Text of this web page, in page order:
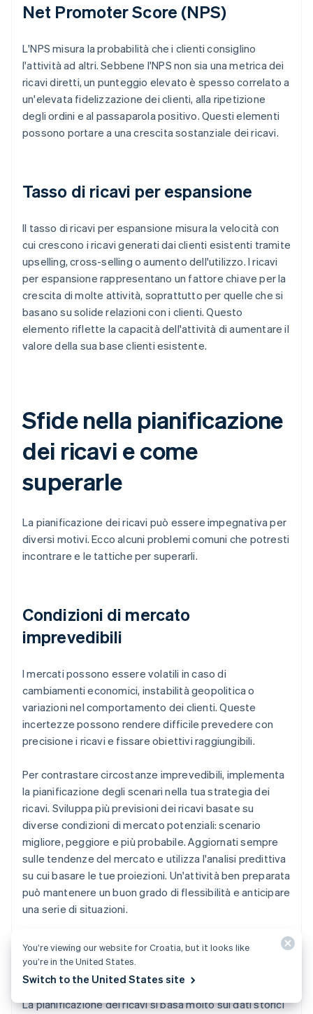
Net Promoter Score (NPS)
L'NPS misura la probabilità che i clienti consiglino
l'attività ad altri. Sebbene l'NPS non sia una metrica dei
ricavi diretti, un punteggio elevato è spesso correlato a
un'elevata fidelizzazione dei clienti, alla ripetizione
degli ordini e al passaparola positivo. Questi elementi
possono portare a una crescita sostanziale dei ricavi.
Tasso di ricavi per espansione
Il tasso di ricavi per espansione misura la velocità con
cui crescono i ricavi generati dai clienti esistenti tramite
upselling, cross-selling o aumento dell'utilizzo. I ricavi
per espansione rappresentano un fattore chiave per la
crescita di molte attività, soprattutto per quelle che si
basano su solide relazioni con i clienti. Questo
elemento riflette la capacità dell'attività di aumentare il
valore della sua base clienti esistente.
Sfide nella pianificazione
dei ricavi e come
superarle
La pianificazione dei ricavi può essere impegnativa per
diversi motivi. Ecco alcuni problemi comuni che potresti
incontrare e le tattiche per superarli.
Condizioni di mercato
imprevedibili
I mercati possono essere volatili in caso di
cambiamenti economici, instabilità geopolitica o
variazioni nel comportamento dei clienti. Queste
incertezze possono rendere difficile prevedere con
precisione i ricavi e fissare obiettivi raggiungibili.
Per contrastare circostanze imprevedibili, implementa
la pianificazione degli scenari nella tua strategia dei
ricavi. Sviluppa più previsioni dei ricavi basate su
diverse condizioni di mercato potenziali: scenario
migliore, peggiore e più probabile. Aggiornati sempre
sulle tendenze del mercato e utilizza l'analisi predittiva
su cui basare le tue proiezioni. Un'attività ben preparata
può mantenere un buon grado di flessibilità e anticipare
una serie di situazioni.
Dati non accurati
La pianificazione dei ricavi si basa molto sui dati storici
You’re viewing our website for Croatia, but it looks like
you’re in the United States.
Switch to the United States site